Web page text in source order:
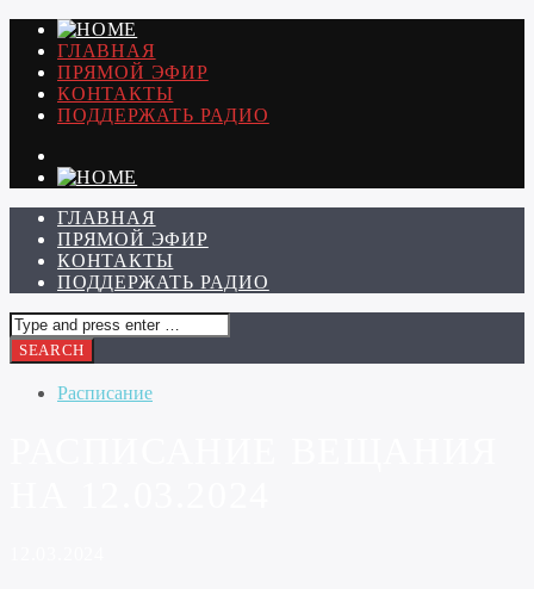
ГЛАВНАЯ
ПРЯМОЙ ЭФИР
КОНТАКТЫ
ПОДДЕРЖАТЬ РАДИО
ГЛАВНАЯ
ПРЯМОЙ ЭФИР
КОНТАКТЫ
ПОДДЕРЖАТЬ РАДИО
Расписание